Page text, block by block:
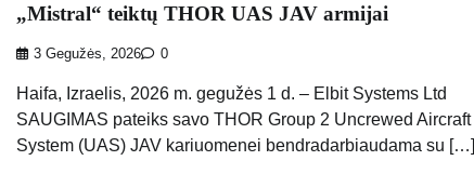
„Mistral“ teiktų THOR UAS JAV armijai
3 Gegužės, 2026 0
Haifa, Izraelis, 2026 m. gegužės 1 d. – Elbit Systems Ltd
SAUGIMAS pateiks savo THOR Group 2 Uncrewed Aircraft
System (UAS) JAV kariuomenei bendradarbiaudama su […]